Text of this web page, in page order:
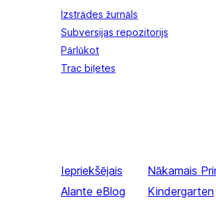
Izstrādes žurnāls
Subversijas repozitorijs
Pārlūkot
Trac biļetes
Iepriekšējais
Alante eBlog
Nākamais
Kindergarten